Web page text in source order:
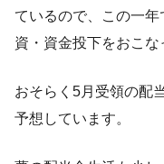
ているので、この一
資・資金投下をおこな
おそらく5月受領の配
予想しています。